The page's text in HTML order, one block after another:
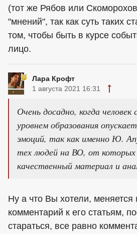
(тот же Рябов или
"мнений", так как суть таких
том, чтобы быть в курсе
лицо.
Лара Крофт
1 августа 2021 16:31
Очень досадно, когда
уровнем образования
эмоций, так как именно Ю.
тех людей на ВО, от
качественный материал и
Ну а что Вы хотели, меняется
комментарий к его статьям,
стараться, все равно